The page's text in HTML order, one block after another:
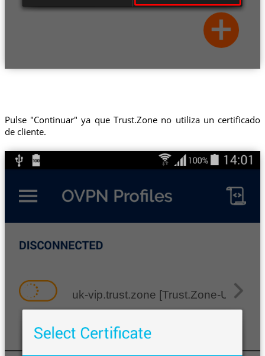
Pulse "Continuar" ya que Trust.Zone no utiliza un certificado
de cliente.
uk-vip.trust.zone [Trust.Zone-United-